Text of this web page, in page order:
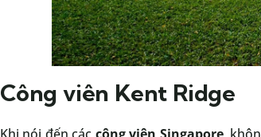
Công viên Kent Ridge